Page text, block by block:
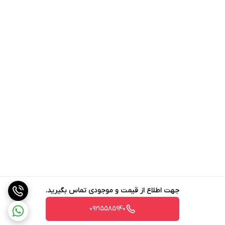
جهت اطلاع از قیمت و موجودی تماس بگیرید.
09215585940